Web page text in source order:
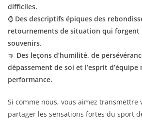
difficiles.
⌚ Des descriptifs épiques des
retournements de situation qui forgent
souvenirs.
🤜 Des leçons d’humilité, de
dépassement de soi et l’esprit d’équipe
performance.
Si comme nous, vous aimez transmettre
partager les sensations fortes du sport